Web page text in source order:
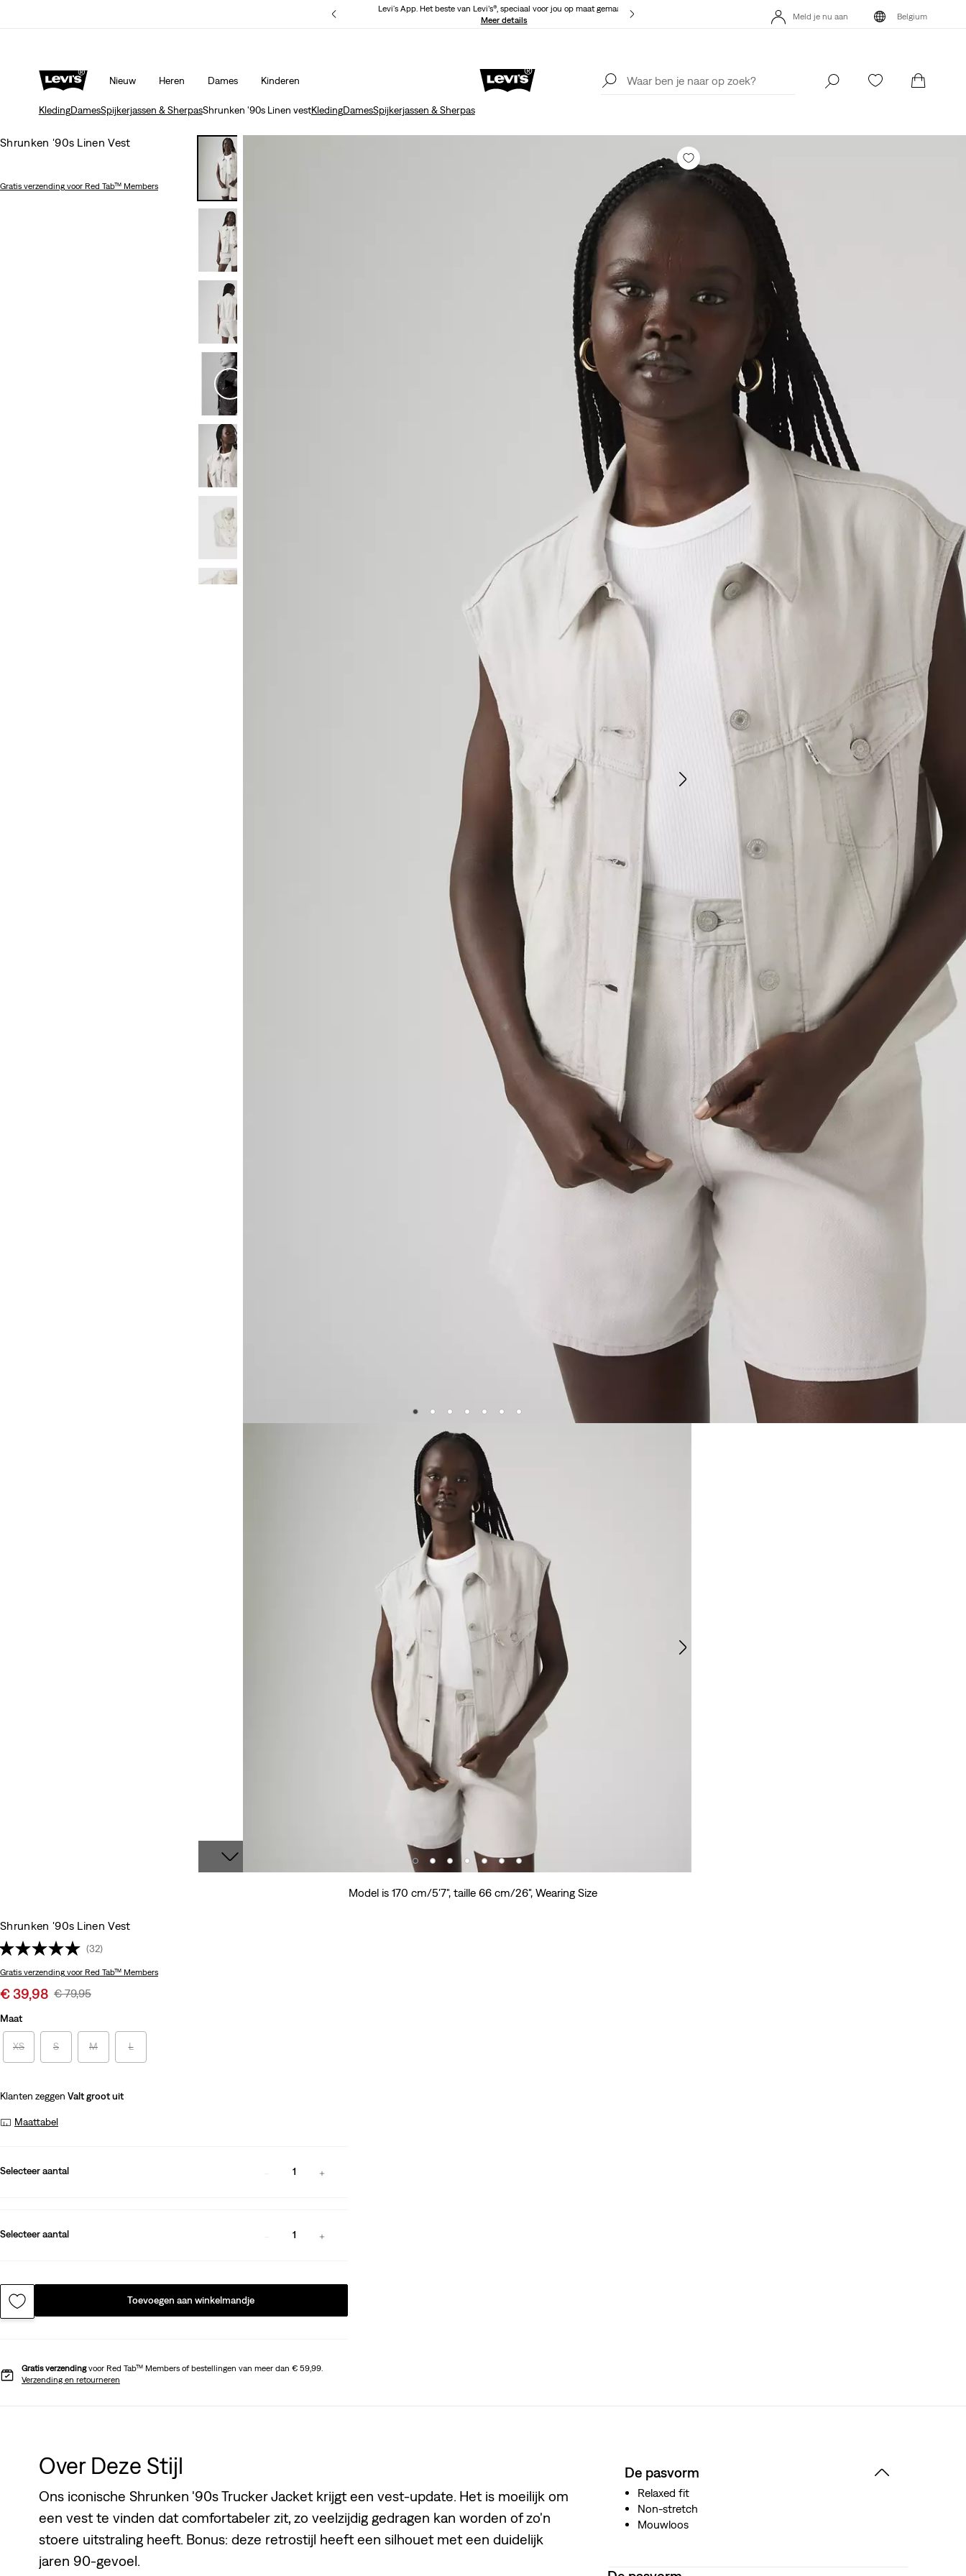
Levi's App. Het beste van Levi’s®, speciaal voor jou op maat gemaakt.
Meer details
Meld je nu aan Belgium
Nieuw Heren Dames Kinderen
Update verzend- en retourbeleidMeer details
Levi's App. Het beste van Levi’s®, speciaal voor jou op maat gemaakt.
Meld je nu aan
KledingDamesSpijkerjassen & SherpasShrunken '90s Linen vestKledingDamesSpijkerjassen & Sherpas
Shrunken '90s Linen Vest
Gratis verzending voor Red Tab™ Members
Model is 170 cm/5'7", taille 66 cm/26", Wearing Size
Shrunken '90s Linen Vest
(32)
Gratis verzending voor Red Tab™ Members
Sale
is
€ 39,98 Original
€ 79,95
Maat
XS S M L
Klanten zeggen Valt groot uit
Maattabel
Selecteer aantal 1
Selecteer aantal 1
Toevoegen aan winkelmandje
Gratis verzendingvoor Red Tab™ Members of bestellingen van meer dan € 59,99.
Verzending en retourneren
Over Deze Stijl
Ons iconische Shrunken '90s Trucker Jacket krijgt een vest-update. Het is moeilijk om
een vest te vinden dat comfortabeler zit, zo veelzijdig gedragen kan worden of zo'n
stoere uitstraling heeft. Bonus: deze retrostijl heeft een silhouet met een duidelijk
jaren 90-gevoel.
De pasvorm
Relaxed fit
Non-stretch
Mouwloos